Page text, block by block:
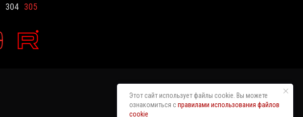
304 305
Этот сайт использует файлы cookie. Вы можете
ознакомиться справилами использования файлов
cookie